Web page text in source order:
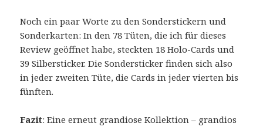
Noch ein paar Worte zu den Sonderstickern und
Sonderkarten: In den 78 Tüten, die ich für dieses
Review geöffnet habe, steckten 18 Holo-Cards und
39 Silbersticker. Die Sondersticker finden sich also
in jeder zweiten Tüte, die Cards in jeder vierten bis
fünften.
Fazit: Eine erneut grandiose Kollektion – grandios